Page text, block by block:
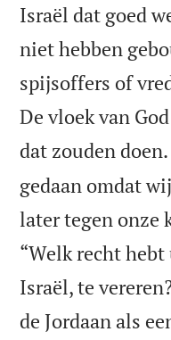
Israël dat goed
niet hebben
spijsoffers of
De vloek van
dat zouden doen.
gedaan omdat
later tegen onze
“Welk recht hebt
Israël, te
de Jordaan als